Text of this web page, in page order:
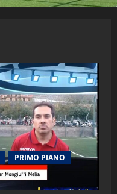
PRIMO PIANO